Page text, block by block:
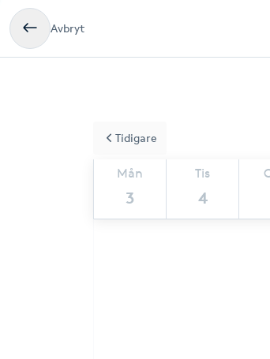
Avbryt
Mån
3
Tis
4
Tidigare